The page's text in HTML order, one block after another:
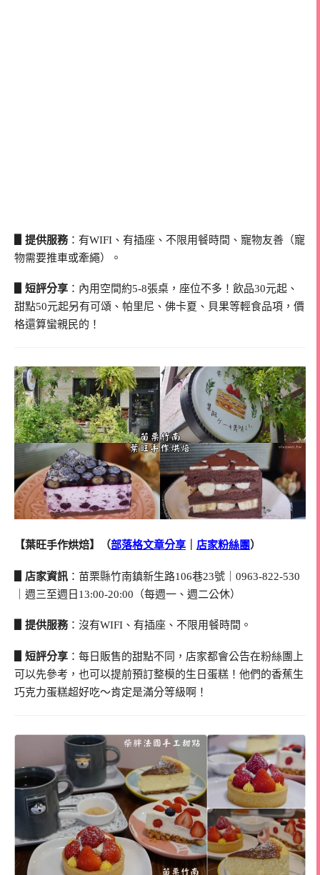
▋提供服務：有WIFI、有插座、不限用餐時間、寵物友善（寵
物需要推車或牽繩）。
▋短評分享 ：內用空間約5-8張桌，座位不多！飲品30元起、
甜點50元起另有可頌、帕里尼、佛卡夏、貝果等輕食品項，價
格還算蠻親民的！
【葉旺手作烘焙】（部落格文章分享 店家粉絲團 ）
▋店家資訊 ：苗栗縣竹南鎮新生路106巷23號｜0963-822-530
｜週三至週日13:00-20:00（每週一、週二公休）
▋提供服務：沒有WIFI、有插座、不限用餐時間。
▋短評分享 ：每日販售的甜點不同，店家都會公告在粉絲團上
可以先參考，也可以提前預訂整模的生日蛋糕！他們的香蕉生
巧克力蛋糕超好吃～肯定是滿分等級啊！